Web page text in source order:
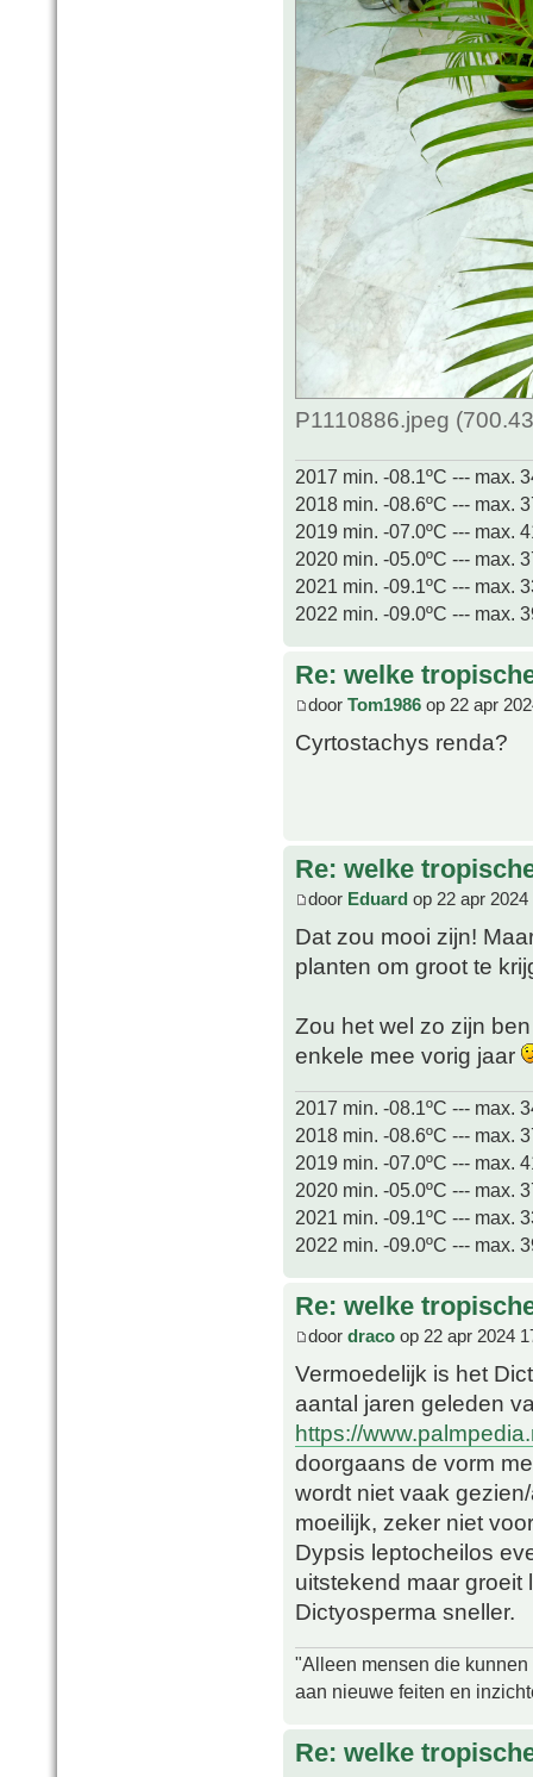
P1110886.jpeg
2017 min. -08.1ºC --- max.
2018 min. -08.6ºC --- max.
2019 min. -07.0ºC --- max.
2020 min. -05.0ºC --- max.
2021 min. -09.1ºC --- max.
2022 min. -09.0ºC --- max.
Re: welke
door Tom1986 op 22 apr
Cyrtostachys renda?
Re: welke
door Eduard op 22 apr 2024
Dat zou mooi zijn!
planten om groot te
Zou het wel zo zijn
enkele mee vorig jaar
2017 min. -08.1ºC --- max.
2018 min. -08.6ºC --- max.
2019 min. -07.0ºC --- max.
2020 min. -05.0ºC --- max.
2021 min. -09.1ºC --- max.
2022 min. -09.0ºC --- max.
Re: welke
door draco op 22 apr 2024
Vermoedelijk is het
aantal jaren geleden
https://
doorgaans de vorm
wordt niet vaak
moeilijk, zeker niet
Dypsis leptocheilos
uitstekend maar groeit
Dictyosperma sneller.
"Alleen mensen die
aan nieuwe feiten en
Re: welke